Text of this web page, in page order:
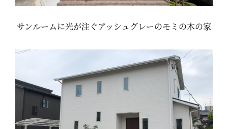
サンルームに光が注ぐアッシュグレーのモミの木の家